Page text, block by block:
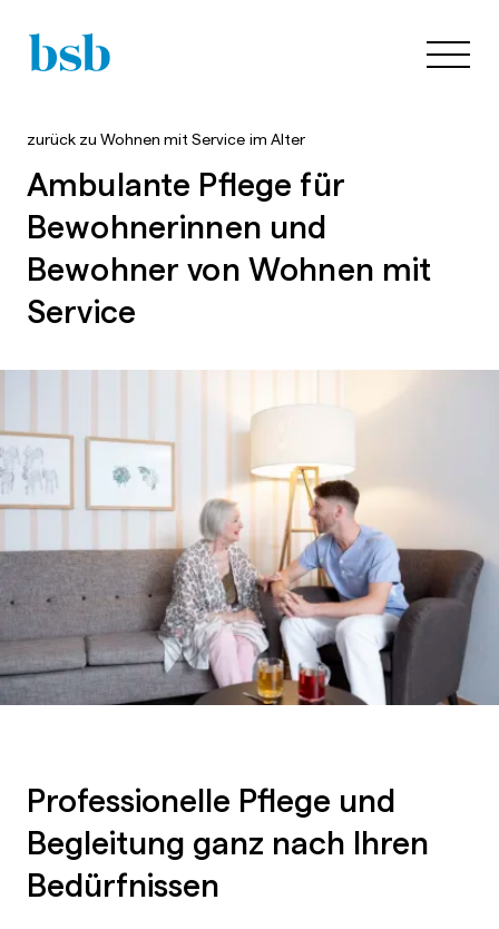
zurück zu Wohnen mit Service im Alter
Ambulante Pflege für
Bewohnerinnen und
Bewohner von Wohnen mit
Service
Professionelle Pflege und
Begleitung ganz nach Ihren
Bedürfnissen